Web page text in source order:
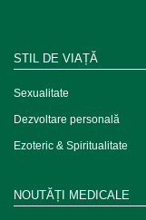
STIL DE VIAȚĂ
Sexualitate
Dezvoltare personală
Ezoteric & Spiritualitate
NOUTĂȚI MEDICALE